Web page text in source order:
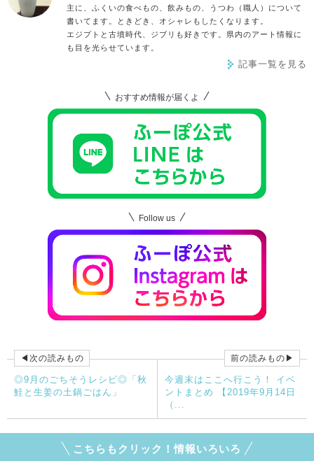
主に、ふくいの食べもの、飲みもの、うつわ（職人）について
書いてます。ときどき、オシャレもしたくなります。
エジプトと古墳時代、ジブリも好きです。県内のアート情報に
も目を光らせています。
記事一覧を見る
おすすめ情報が届くよ
Follow us
◀次の読みもの
◎9月のごちそうレシピ◎「秋
鮭と生姜の土鍋ごはん」
前の読みもの▶
今週末はここへ行こう！ イベ
ントまとめ 【2019年9月14日
（...
こちらもクリック！情報いろいろ